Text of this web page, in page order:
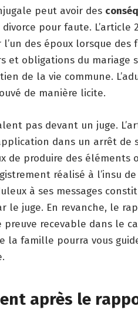
peut avoir des
pour faute. L’article
des époux lorsque des
et obligations du
de la vie commune.
de manière licite.
pas devant un juge.
dans un arrêt de
de produire des éléments
réalisé à l’insu
à ses messages
le juge. En revanche, le
recevable dans le
la famille pourra vous
après le